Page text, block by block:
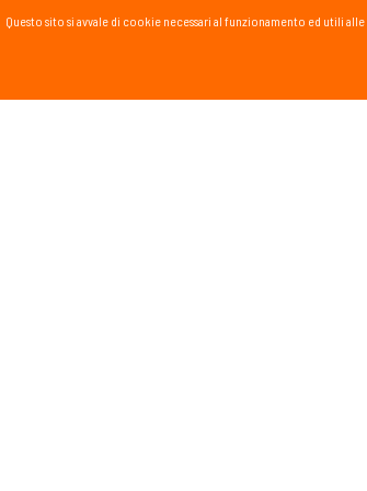
Questo sito si avvale di cookie necessari al funzionamento ed utili